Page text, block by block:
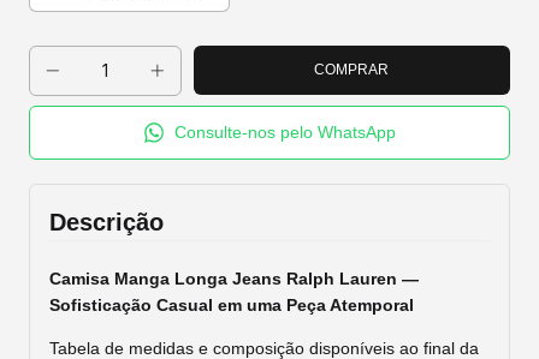
Consulte-nos pelo WhatsApp
Descrição
Camisa Manga Longa Jeans Ralph Lauren —
Sofisticação Casual em uma Peça Atemporal
Tabela de medidas e composição disponíveis ao final da